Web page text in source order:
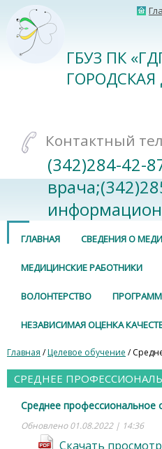
ГБУЗ ПК
Контактный
(342)284-42-
ГЛАВНАЯ СВЕДЕНИЯ О
МЕДИЦИНСКИЕ РАБОТНИКИ
ВОЛОНТЕРСТВО
НЕЗАВИСИМАЯ ОЦЕНКА
Главная /Целевое обучение /
СРЕДНЕЕ
Среднее профессиональное
Обновлено 01.08.2022 | 14:36
Cкачать